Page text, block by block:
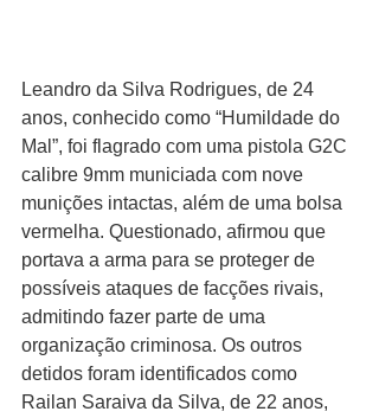
Leandro da Silva Rodrigues, de 24
anos, conhecido como “Humildade do
Mal”, foi flagrado com uma pistola G2C
calibre 9mm municiada com nove
munições intactas, além de uma bolsa
vermelha. Questionado, afirmou que
portava a arma para se proteger de
possíveis ataques de facções rivais,
admitindo fazer parte de uma
organização criminosa. Os outros
detidos foram identificados como
Railan Saraiva da Silva, de 22 anos,